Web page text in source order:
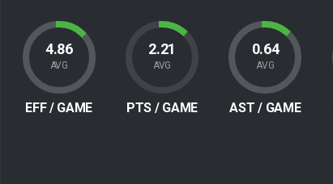
4.86
AVG
EFF/ GAME
2.21
AVG
PTS / GAME
0.64
AVG
AST/ GAME